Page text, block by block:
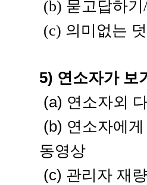
(b) 묻고답하
(c) 의미없는
5) 연소자가 보
(a) 연소자외
(b) 연소자에
동영상
(c) 관리자 재